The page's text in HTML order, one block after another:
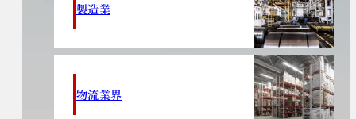
製造業
物流業界